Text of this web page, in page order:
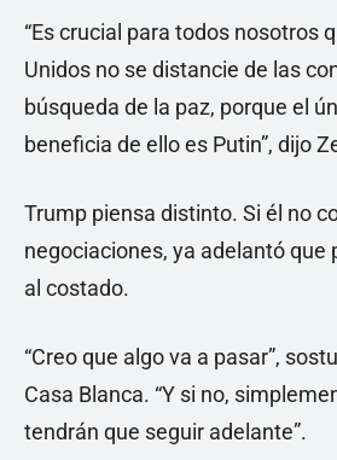
“Es crucial para todos nosotros
Unidos no se distancie de las
búsqueda de la paz, porque el
beneficia de ello es Putin”, dijo
Trump piensa distinto. Si él no
negociaciones, ya adelantó que
al costado.
“Creo que algo va a pasar”,
Casa Blanca. “Y si no,
tendrán que seguir adelante”.